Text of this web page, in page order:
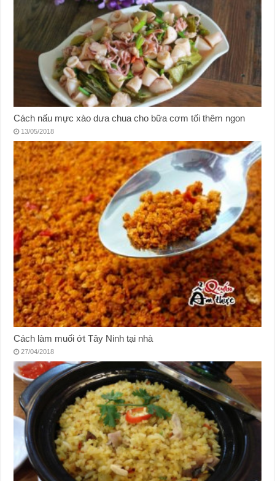
Cách nấu mực xào dưa chua cho bữa cơm tối thêm ngon
13/05/2018
Cách làm muối ớt Tây Ninh tại nhà
27/04/2018